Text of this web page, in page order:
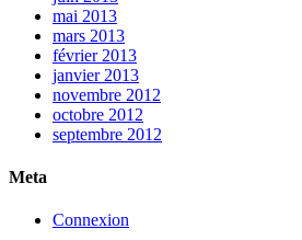
mai 2013
mars 2013
février 2013
janvier 2013
novembre 2012
octobre 2012
septembre 2012
Meta
Connexion